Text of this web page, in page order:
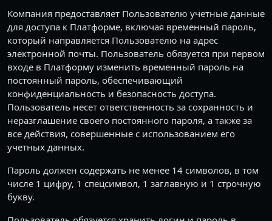
Компания предоставляет Пользователю учетные данные
для доступа к Платформе, включая временный пароль,
который направляется Пользователю на адрес
электронной почты. Пользователь обязуется при первом
входе в Платформу изменить временный пароль на
постоянный пароль, обеспечивающий
конфиденциальность и безопасность доступа.
Пользователь несет ответственность за сохранность и
неразглашение своего постоянного пароля, а также за
все действия, совершенные с использованием его
учетных данных.
Пароль должен содержать не менее 14 символов, в том
числе 1 цифру, 1 спецсимвол, 1 заглавную и 1 строчную
букву.